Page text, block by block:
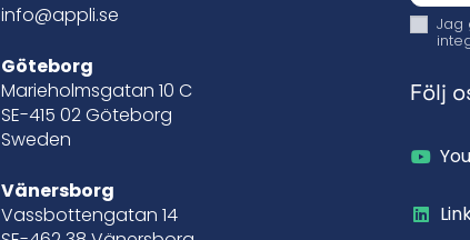
info@appli.se
Göteborg
Marieholmsgatan 10 C
SE-415 02 Göteborg
Sweden
Vänersborg
Vassbottengatan 14
Jag
Följ